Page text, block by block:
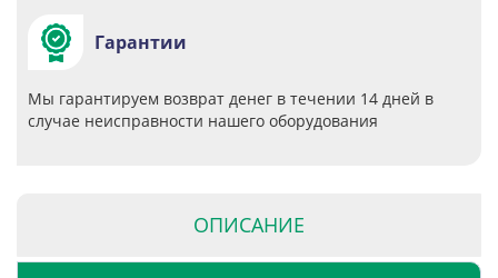
Гарантии
Мы гарантируем возврат денег в течении 14 дней в
случае неисправности нашего оборудования
ОПИСАНИЕ